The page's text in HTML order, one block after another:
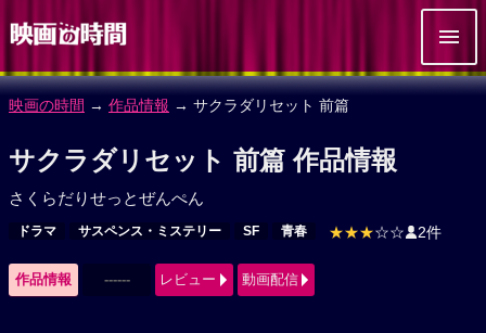
映画の時間 → 作品情報 → サクラダリセット 前篇
サクラダリセット 前篇 作品情報
さくらだりせっとぜんぺん
ドラマ サスペンス・ミステリー SF 青春 ★★★☆☆ 2件
作品情報 ------ レビュー 動画配信